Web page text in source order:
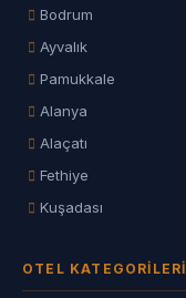
Bodrum
Ayvalık
Pamukkale
Alanya
Alaçatı
Fethiye
Kuşadası
OTEL KATEGORILERI